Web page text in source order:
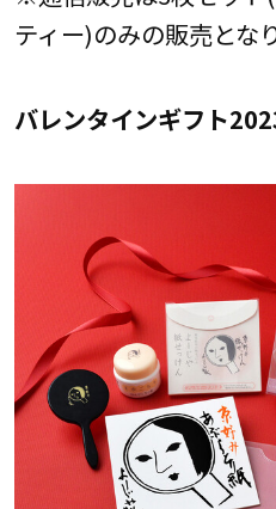
ティー)のみの販売とな
バレンタインギフト